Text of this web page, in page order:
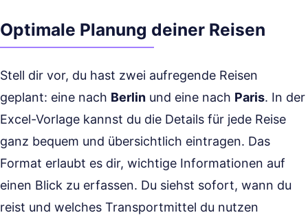
Optimale Planung deiner Reisen
Stell dir vor, du hast zwei aufregende Reisen
geplant: eine nach Berlin und eine nach Paris. In der
Excel-Vorlage kannst du die Details für jede Reise
ganz bequem und übersichtlich eintragen. Das
Format erlaubt es dir, wichtige Informationen auf
einen Blick zu erfassen. Du siehst sofort, wann du
reist und welches Transportmittel du nutzen